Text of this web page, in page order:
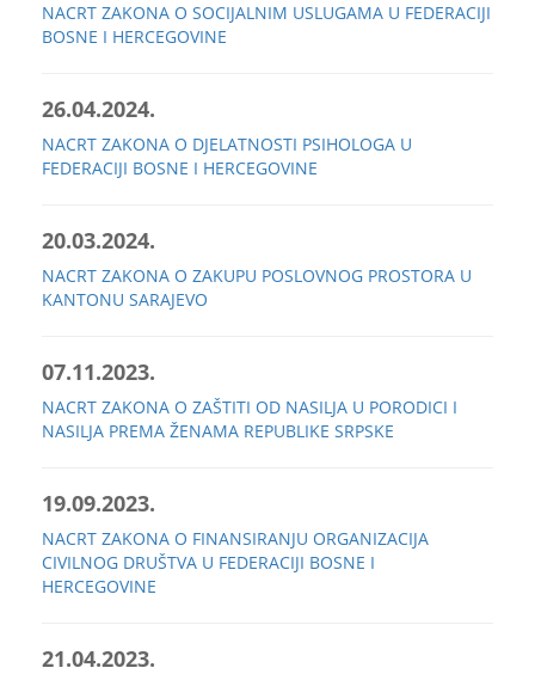
NACRT ZAKONA O SOCIJALNIM USLUGAMA U FEDERACIJI
BOSNE I HERCEGOVINE
26.04.2024.
NACRT ZAKONA O DJELATNOSTI PSIHOLOGA U
FEDERACIJI BOSNE I HERCEGOVINE
20.03.2024.
NACRT ZAKONA O ZAKUPU POSLOVNOG PROSTORA U
KANTONU SARAJEVO
07.11.2023.
NACRT ZAKONA O ZAŠTITI OD NASILJA U PORODICI I
NASILJA PREMA ŽENAMA REPUBLIKE SRPSKE
19.09.2023.
NACRT ZAKONA O FINANSIRANJU ORGANIZACIJA
CIVILNOG DRUŠTVA U FEDERACIJI BOSNE I
HERCEGOVINE
21.04.2023.